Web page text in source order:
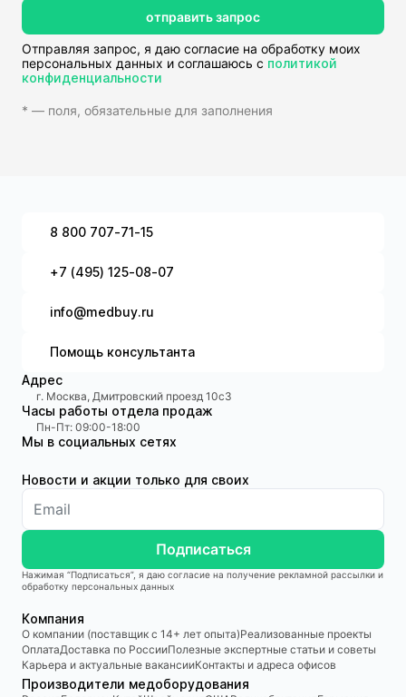
отправить запрос
Отправляя запрос, я даю согласие на обработку моих
персональных данных и соглашаюсь с политикой
конфиденциальности
* — поля, обязательные для заполнения
8 800 707-71-15
+7 (495) 125-08-07
info@medbuy.ru
Помощь консультанта
Адрес
г. Москва, Дмитровский проезд 10с3
Часы работы отдела продаж
Пн-Пт: 09:00-18:00
Мы в социальных сетях
Новости и акции только для своих
Подписаться
Нажимая “Подписаться”, я даю согласие на получение рекламной рассылки и
обработку персональных данных
Компания
О компании (поставщик с 14+ лет опыта)Реализованные проекты
ОплатаДоставка по РоссииПолезные экспертные статьи и советы
Карьера и актуальные вакансииКонтакты и адреса офисов
Производители медоборудования